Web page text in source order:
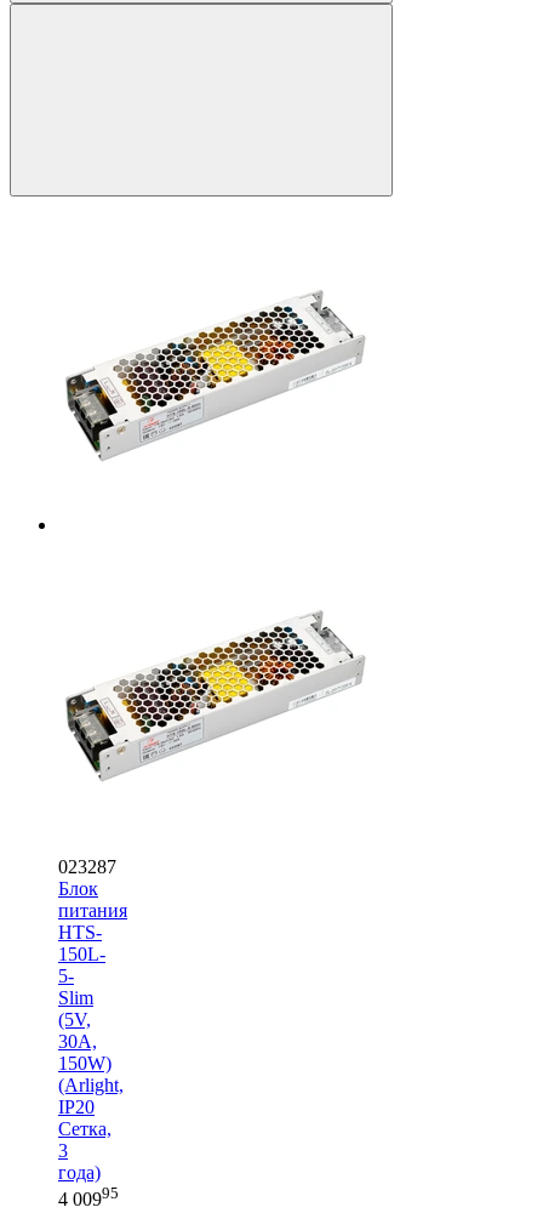
023287
Блок
питания
HTS-
150L-
5-
Slim
(5V,
30A,
150W)
(Arlight,
IP20
Сетка,
3
года)
4 00995